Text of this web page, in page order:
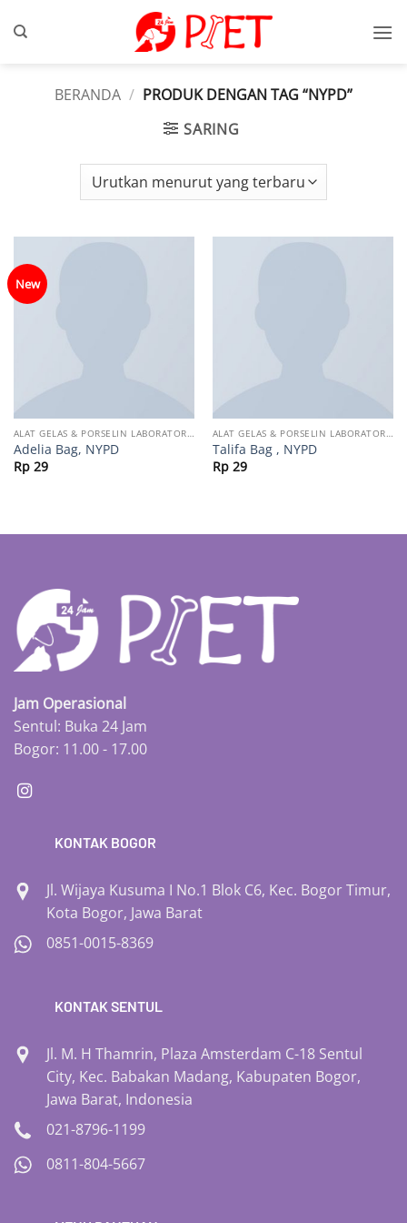
BERANDA / PRODUK DENGAN TAG “NYPD”
SARING
New
ALAT GELAS & PORSELIN LABORATORIUM
Adelia Bag, NYPD
Rp29
ALAT GELAS & PORSELIN LABORATORIUM
Talifa Bag , NYPD
Rp29
Jam Operasional
Sentul: Buka 24 Jam
Bogor: 11.00 - 17.00
KONTAK BOGOR
Jl. Wijaya Kusuma I No.1 Blok C6, Kec. Bogor Timur,
Kota Bogor, Jawa Barat
0851-0015-8369
KONTAK SENTUL
Jl. M. H Thamrin, Plaza Amsterdam C-18 Sentul
City, Kec. Babakan Madang, Kabupaten Bogor,
Jawa Barat, Indonesia
021-8796-1199
0811-804-5667